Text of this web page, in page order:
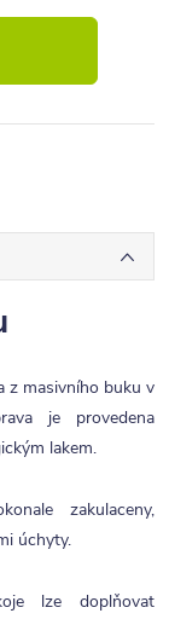
z masivního buku v
je provedena
lakem.
zakulaceny,
úchyty.
lze doplňovat